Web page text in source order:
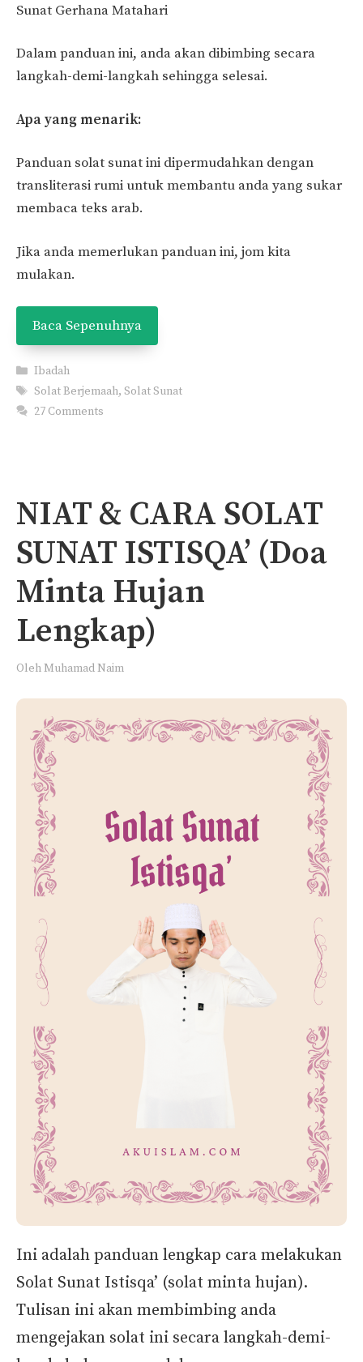
Sunat Gerhana Matahari
Dalam panduan ini, anda akan dibimbing secara
langkah-demi-langkah sehingga selesai.
Apa yang menarik:
Panduan solat sunat ini dipermudahkan dengan
transliterasi rumi untuk membantu anda yang sukar
membaca teks arab.
Jika anda memerlukan panduan ini, jom kita
mulakan.
Baca Sepenuhnya
Categories
Ibadah
Tags
Solat Berjemaah, Solat Sunat
27 Comments
NIAT & CARA SOLAT
SUNAT ISTISQA’ (Doa
Minta Hujan
Lengkap)
OlehMuhamad Naim
Ini adalah panduan lengkap cara melakukan
Solat Sunat Istisqa’ (solat minta hujan).
Tulisan ini akan membimbing anda
mengejakan solat ini secara langkah-demi-